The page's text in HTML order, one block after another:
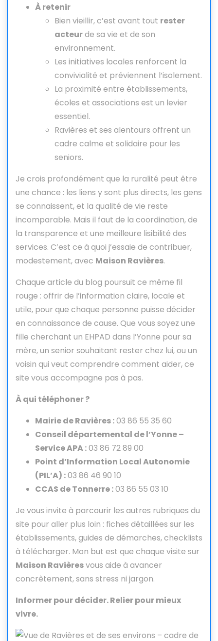
À retenir
Bien vieillir, c’est avant tout rester
acteurde sa vie et de son
environnement.
Les initiatives locales renforcent la
convivialité et préviennent l’isolement.
La proximité entre établissements,
écoles et associations est un levier
essentiel.
Ravières et ses alentours offrent un
cadre calme et solidaire pour les
seniors.
Je crois profondément que la ruralité peut être
une chance : les liens y sont plus directs, les gens
se connaissent, et la qualité de vie reste
incomparable. Mais il faut de la coordination, de
la transparence et une meilleure lisibilité des
services. C’est ce à quoi j’essaie de contribuer,
modestement, avec Maison Ravières.
Chaque article du blog poursuit ce même fil
rouge : offrir de l’information claire, locale et
utile, pour que chaque personne puisse décider
en connaissance de cause. Que vous soyez une
fille cherchant un EHPAD dans l’Yonne pour sa
mère, un senior souhaitant rester chez lui, ou un
voisin qui veut comprendre comment aider, ce
site vous accompagne pas à pas.
À qui téléphoner ?
Mairie de Ravières :03 86 55 35 60
Conseil départemental de l’Yonne –
Service APA :03 86 72 89 00
Point d’Information Local Autonomie
(PIL’A) :03 86 46 90 10
CCAS de Tonnerre :03 86 55 03 10
Je vous invite à parcourir les autres rubriques du
site pour aller plus loin : fiches détaillées sur les
établissements, guides de démarches, checklists
à télécharger. Mon but est que chaque visite sur
Maison Ravièresvous aide à avancer
concrètement, sans stress ni jargon.
Informer pour décider. Relier pour mieux
vivre.